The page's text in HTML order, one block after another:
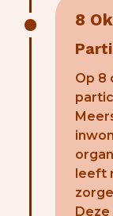
8
Op 8
leeft